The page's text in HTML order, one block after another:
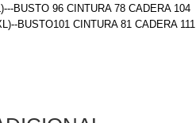
BUSTO 96 CINTURA 78 CADERA 104
BUSTO101 CINTURA 81 CADERA 111